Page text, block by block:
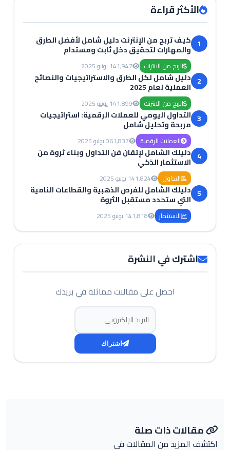
الأكثر قراءة
1 كيف تربح من الإنترنت دليل شامل لأفضل الطرق
والمهارات لتحقيق دخل ثابت ومستدام
الربح من الانترنت 1,94714 يونيو 2025
2 دليل شامل لكل الطرق والاستراتيجيات والنصائح
العملية لعام 2025
الربح من الانترنت 1,89914 يونيو 2025
3 التداول اليومي للعملات الرقمية: استراتيجيات
مربحة وتحليل شامل
العملات الرقمية 1,83706 يوليو 2025
4 دليلك الشامل لإتقان فن التداول وبناء ثروة من
الاستثمار الذكي
التداول 1,82414 يونيو 2025
5 دليلك الشامل للفرص الذهبية والقطاعات النامية
التي ستحدد مستقبل الثروة
الاستثمار 1,81814 يونيو 2025
اشترك في النشرة
احصل على مقالات مماثلة في بريدك
البريد الإلكتروني
اشتراك
مقالات ذات صلة
اكتشف المزيد من المقالات في